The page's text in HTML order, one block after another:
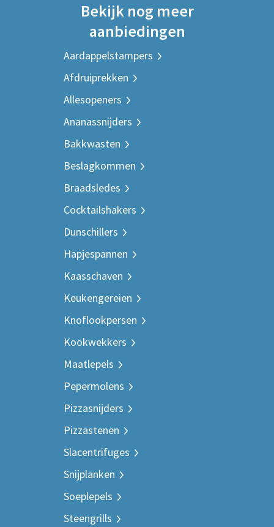
Bekijk nog meer
aanbiedingen
Aardappelstampers
Afdruiprekken
Allesopeners
Ananassnijders
Bakkwasten
Beslagkommen
Braadsledes
Cocktailshakers
Dunschillers
Hapjespannen
Kaasschaven
Keukengereien
Knoflookpersen
Kookwekkers
Maatlepels
Pepermolens
Pizzasnijders
Pizzastenen
Slacentrifuges
Snijplanken
Soeplepels
Steengrills